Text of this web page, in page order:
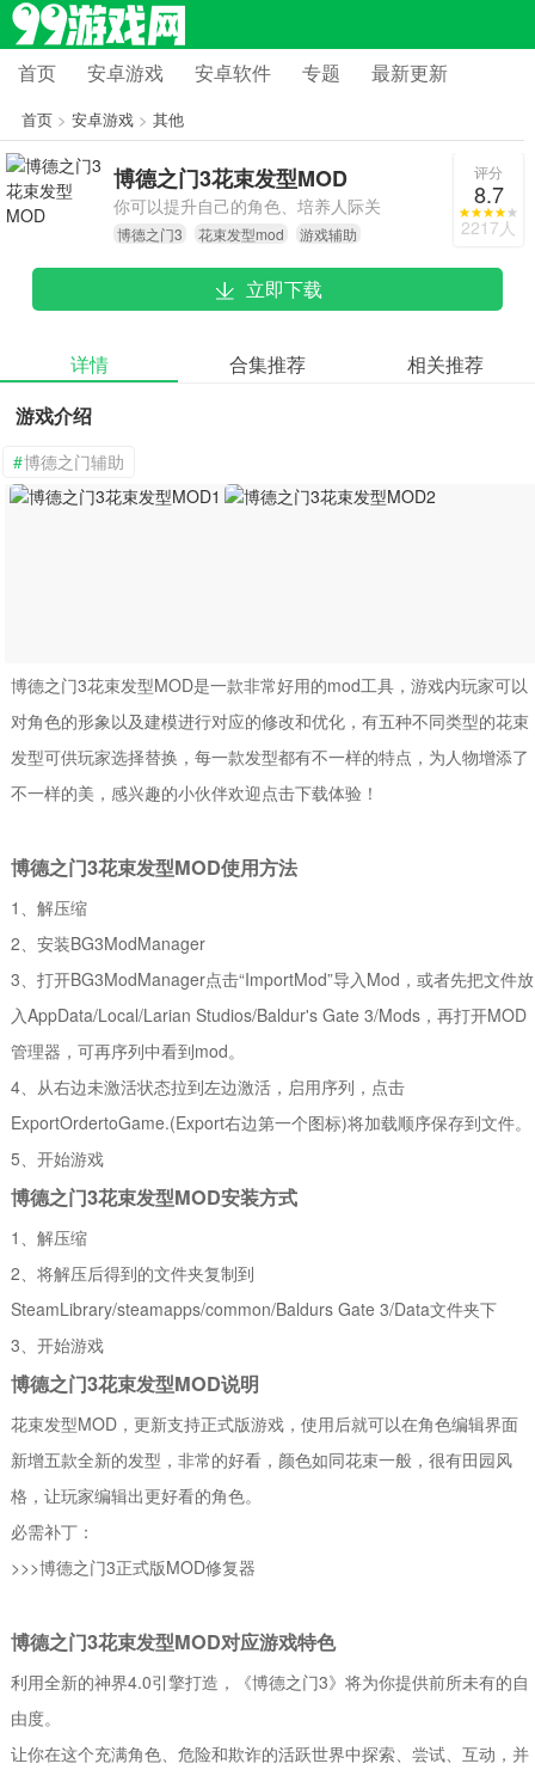
首页 安卓游戏 安卓软件 专题 最新更新
首页> 安卓游戏> 其他
博德之门3花束发型MOD
你可以提升自己的角色、培养人际关
系、树立敌人，并以自己的方式解决
问题。每次游戏体验都是全新的无与
博德之门3 花束发型mod 游戏辅助
评分
8.7
2217人
立即下载
详情 合集推荐
相关推荐
游戏介绍
#博德之门辅助
博德之门3花束发型MOD是一款非常好用的mod工具，游戏内玩家可以
对角色的形象以及建模进行对应的修改和优化，有五种不同类型的花束
发型可供玩家选择替换，每一款发型都有不一样的特点，为人物增添了
不一样的美，感兴趣的小伙伴欢迎点击下载体验！
博德之门3花束发型MOD使用方法
1、解压缩
2、安装BG3ModManager
3、打开BG3ModManager点击“ImportMod”导入Mod，或者先把文件放
入AppData/Local/Larian Studios/Baldur's Gate 3/Mods，再打开MOD
管理器，可再序列中看到mod。
4、从右边未激活状态拉到左边激活，启用序列，点击
ExportOrdertoGame.(Export右边第一个图标)将加载顺序保存到文件。
5、开始游戏
博德之门3花束发型MOD安装方式
1、解压缩
2、将解压后得到的文件夹复制到
SteamLibrary/steamapps/common/Baldurs Gate 3/Data文件夹下
3、开始游戏
博德之门3花束发型MOD说明
花束发型MOD，更新支持正式版游戏，使用后就可以在角色编辑界面
新增五款全新的发型，非常的好看，颜色如同花束一般，很有田园风
格，让玩家编辑出更好看的角色。
必需补丁：
>>>博德之门3正式版MOD修复器
博德之门3花束发型MOD对应游戏特色
利用全新的神界4.0引擎打造，《博德之门3》将为你提供前所未有的自
由度。
让你在这个充满角色、危险和欺诈的活跃世界中探索、尝试、互动，并